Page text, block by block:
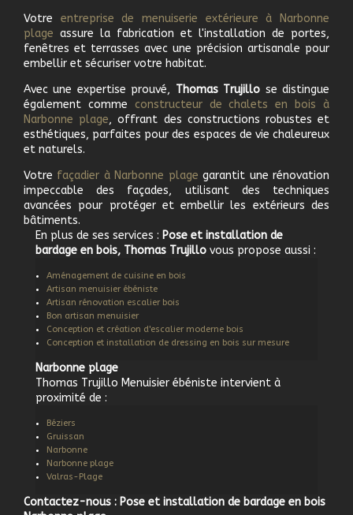
Votre entreprise de menuiserie extérieure à
Narbonne
plage assure la fabrication et l'installation de portes,
fenêtres et terrasses avec une précision artisanale pour
embellir et sécuriser votre habitat.
Avec une expertise prouvé, Thomas Trujillo se distingue
également comme constructeur de chalets en bois à
Narbonne plage, offrant des constructions robustes et
esthétiques, parfaites pour des espaces de vie chaleureux
et naturels.
Votre façadier à Narbonne plage garantit une rénovation
impeccable des façades, utilisant des techniques
avancées pour protéger et embellir les extérieurs des
bâtiments.
En plus de ses services : Pose et installation de
bardage en bois, Thomas Trujillo vous propose aussi :
Aménagement de cuisine en bois
Artisan menuisier ébéniste
Artisan rénovation escalier bois
Bon artisan menuisier
Conception et création d'escalier moderne bois
Conception et installation de dressing en bois sur mesure
Narbonne plage
Thomas Trujillo Menuisier ébéniste intervient à
proximité de :
Béziers
Gruissan
Narbonne
Narbonne plage
Valras-Plage
Contactez-nous : Pose et installation de bardage en bois